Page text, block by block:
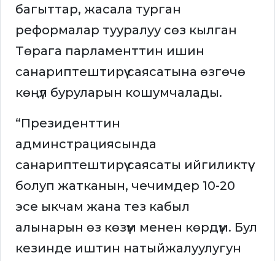
багыттар, жасала турган
реформалар тууралуу сөз кылган
Төрага парламенттин ишин
санариптештирүү саясатына өзгөчө
көңүл буруларын кошумчалады.
“Президенттин
админстрациясында
санариптештирүү саясаты ийгиликтүү
болуп жатканын, чечимдер 10-20
эсе ыкчам жана тез кабыл
алынарын өз көзүм менен көрдүм. Бул
кезинде иштин натыйжалуулугун